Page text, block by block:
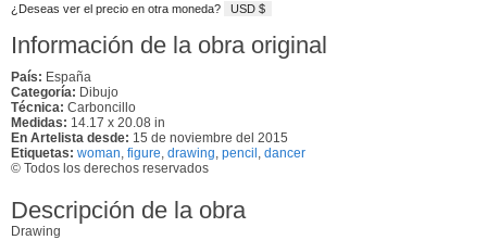
¿Deseas ver el precio en otra moneda? USD $
Información de la obra original
País: España
Categoría: Dibujo
Técnica: Carboncillo
Medidas: 14.17 x 20.08 in
En Artelista desde: 15 de noviembre del 2015
Etiquetas: woman, figure, drawing, pencil , dancer
© Todos los derechos reservados
Descripción de la obra
Drawing